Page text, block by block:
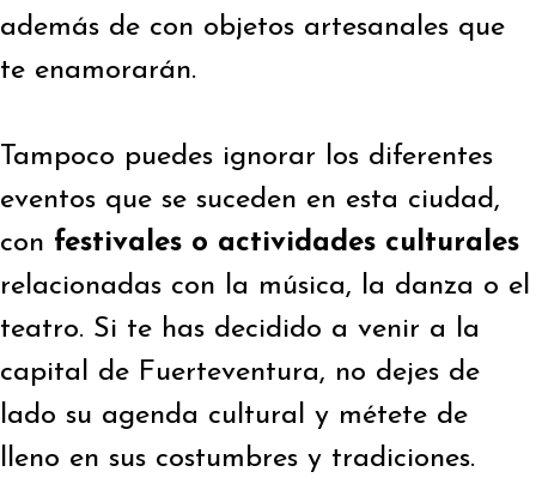
además de con objetos artesanales que
te enamorarán.
Tampoco puedes ignorar los diferentes
eventos que se suceden en esta ciudad,
con festivales o actividades culturales
relacionadas con la música, la danza o el
teatro. Si te has decidido a venir a la
capital de Fuerteventura, no dejes de
lado su agenda cultural y métete de
lleno en sus costumbres y tradiciones.